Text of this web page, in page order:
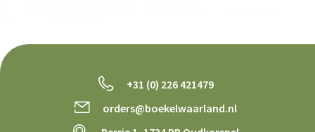
+31 (0) 226 421479
orders@boekelwaarland.nl